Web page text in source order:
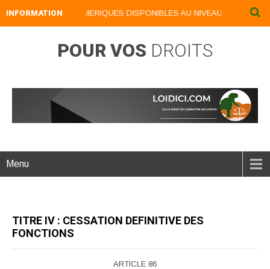
INFORMATION
NOS LIVRES NUMERIQUES DISPONIBLES AU NIVEAU DU MENU
POUR VOS DROITS
Menu
TITRE IV : CESSATION DEFINITIVE DES
FONCTIONS
ARTICLE 86